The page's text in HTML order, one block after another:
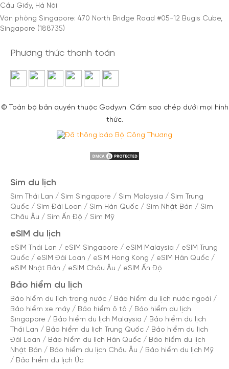
Cầu Giấy, Hà Nội
Văn phòng Singapore: 470 North Bridge Road #05-12 Bugis Cube,
Singapore (188735)
Phương thức thanh toán
© Toàn bộ bản quyền thuộc Gody.vn. Cấm sao chép dưới mọi hình
thức.
Sim du lịch
Sim Thái Lan / Sim Singapore / Sim Malaysia / Sim Trung
Quốc / Sim Đài Loan / Sim Hàn Quốc / Sim Nhật Bản / Sim
Châu Âu / Sim Ấn Độ / Sim Mỹ
eSIM du lịch
eSIM Thái Lan / eSIM Singapore / eSIM Malaysia / eSIM Trung
Quốc / eSIM Đài Loan / eSIM Hong Kong / eSIM Hàn Quốc /
eSIM Nhật Bản / eSIM Châu Âu / eSIM Ấn Độ
Bảo hiểm du lịch
Bảo hiểm du lịch trong nước / Bảo hiểm du lịch nước ngoài /
Bảo hiểm xe máy / Bảo hiểm ô tô / Bảo hiểm du lịch
Singapore / Bảo hiểm du lịch Malaysia / Bảo hiểm du lịch
Thái Lan / Bảo hiểm du lịch Trung Quốc / Bảo hiểm du lịch
Đài Loan / Bảo hiểm du lịch Hàn Quốc / Bảo hiểm du lịch
Nhật Bản / Bảo hiểm du lịch Châu Âu / Bảo hiểm du lịch Mỹ
/ Bảo hiểm du lịch Úc